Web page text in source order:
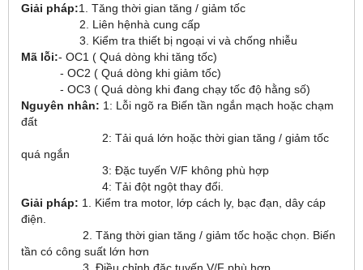
Giải pháp:1. Tăng thời gian tăng / giảm tốc
2. Liên hệnhà cung cấp
3. Kiểm tra thiết bị ngoại vi và chống nhiễu
Mã lỗi:- OC1 ( Quá dòng khi tăng tốc)
- OC2 ( Quá dòng khi giảm tốc)
- OC3 ( Quá dòng khi đang chạy tốc độ hằng số)
Nguyên nhân: 1: Lỗi ngõ ra Biến tần ngắn mạch hoặc chạm
đất
2: Tải quá lớn hoặc thời gian tăng / giảm tốc
quá ngắn
3: Đặc tuyến V/F không phù hợp
4: Tải đột ngột thay đổi.
Giải pháp: 1. Kiểm tra motor, lớp cách ly, bạc đạn, dây cáp
điện.
2. Tăng thời gian tăng / giảm tốc hoặc chọn. Biến
tần có công suất lớn hơn
3. Điều chỉnh đặc tuyến V/F phù hợp.